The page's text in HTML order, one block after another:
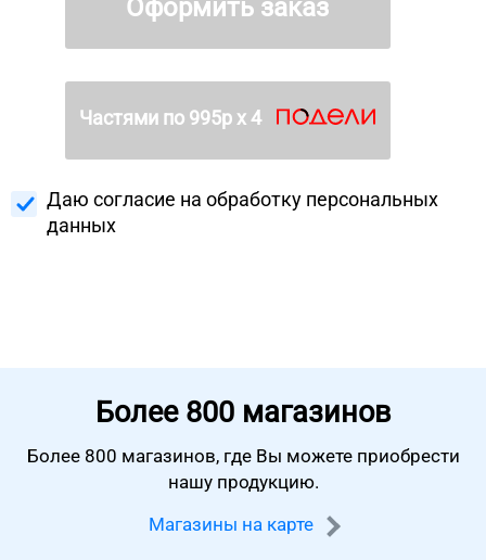
Оформить заказ
Частями по 995р х 4
Даю согласие на обработку персональных
данных
Более 800 магазинов
Более 800 магазинов, где Вы можете приобрести
нашу продукцию.
Магазины на карте